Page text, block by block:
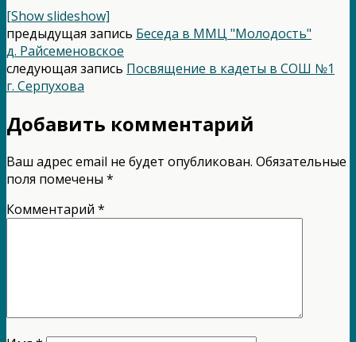
[Show slideshow]
предыдущая запись Беседа в ММЦ "Молодость"
д. Райсеменовское
следующая запись Посвящение в кадеты в СОШ №1
г. Серпухова
Добавить комментарий
Ваш адрес email не будет опубликован. Обязательные
поля помечены *
Комментарий *